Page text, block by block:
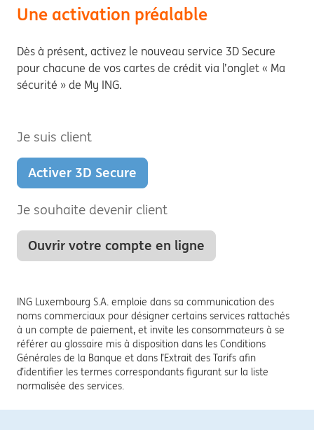
Une activation préalable
Dès à présent, activez le nouveau service 3D Secure
pour chacune de vos cartes de crédit via l’onglet « Ma
sécurité » de My ING.
Je suis client
Activer 3D Secure
Je souhaite devenir client
Ouvrir votre compte en ligne
ING Luxembourg S.A. emploie dans sa communication des
noms commerciaux pour désigner certains services rattachés
à un compte de paiement, et invite les consommateurs à se
référer au glossaire mis à disposition dans les Conditions
Générales de la Banque et dans l’Extrait des Tarifs afin
d’identifier les termes correspondants figurant sur la liste
normalisée des services.